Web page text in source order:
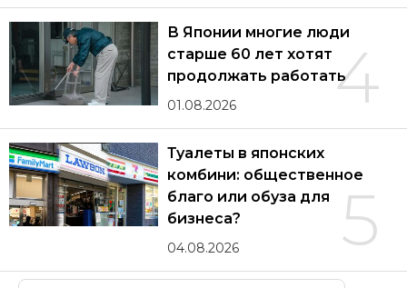
4
В Японии многие люди
старше 60 лет хотят
продолжать работать
01.08.2026
5
Туалеты в японских
комбини: общественное
благо или обуза для
бизнеса?
04.08.2026